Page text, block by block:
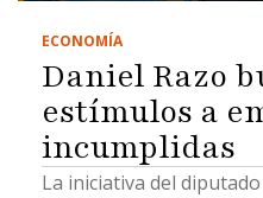
ECONOMÍA
Daniel Razo
estímulos a
incumplidas
La iniciativa del